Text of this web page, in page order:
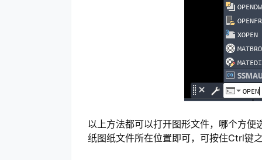
以上方法都可以打开图形文件，哪个方
纸图纸文件所在位置即可，可按住Ctrl键